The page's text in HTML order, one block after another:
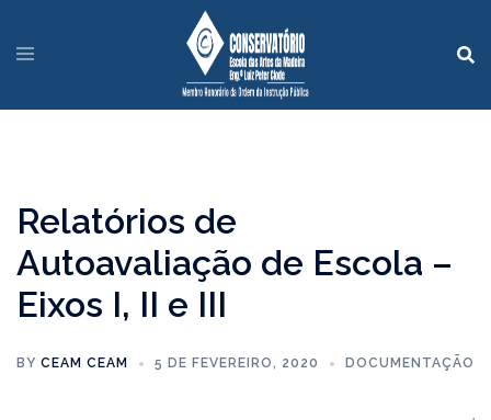
Relatórios de
Autoavaliação de Escola –
Eixos I, II e III
BY CEAM CEAM 5 DE FEVEREIRO, 2020 DOCUMENTAÇÃO